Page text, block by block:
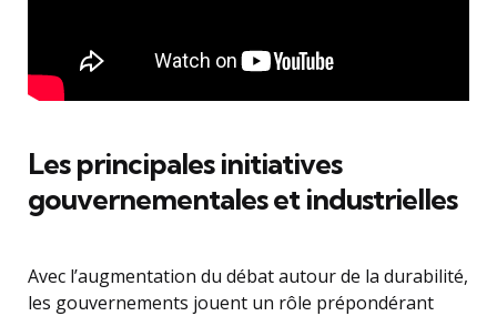
Les principales initiatives
gouvernementales et industrielles
Avec l’augmentation du débat autour de la durabilité,
les gouvernements jouent un rôle prépondérant